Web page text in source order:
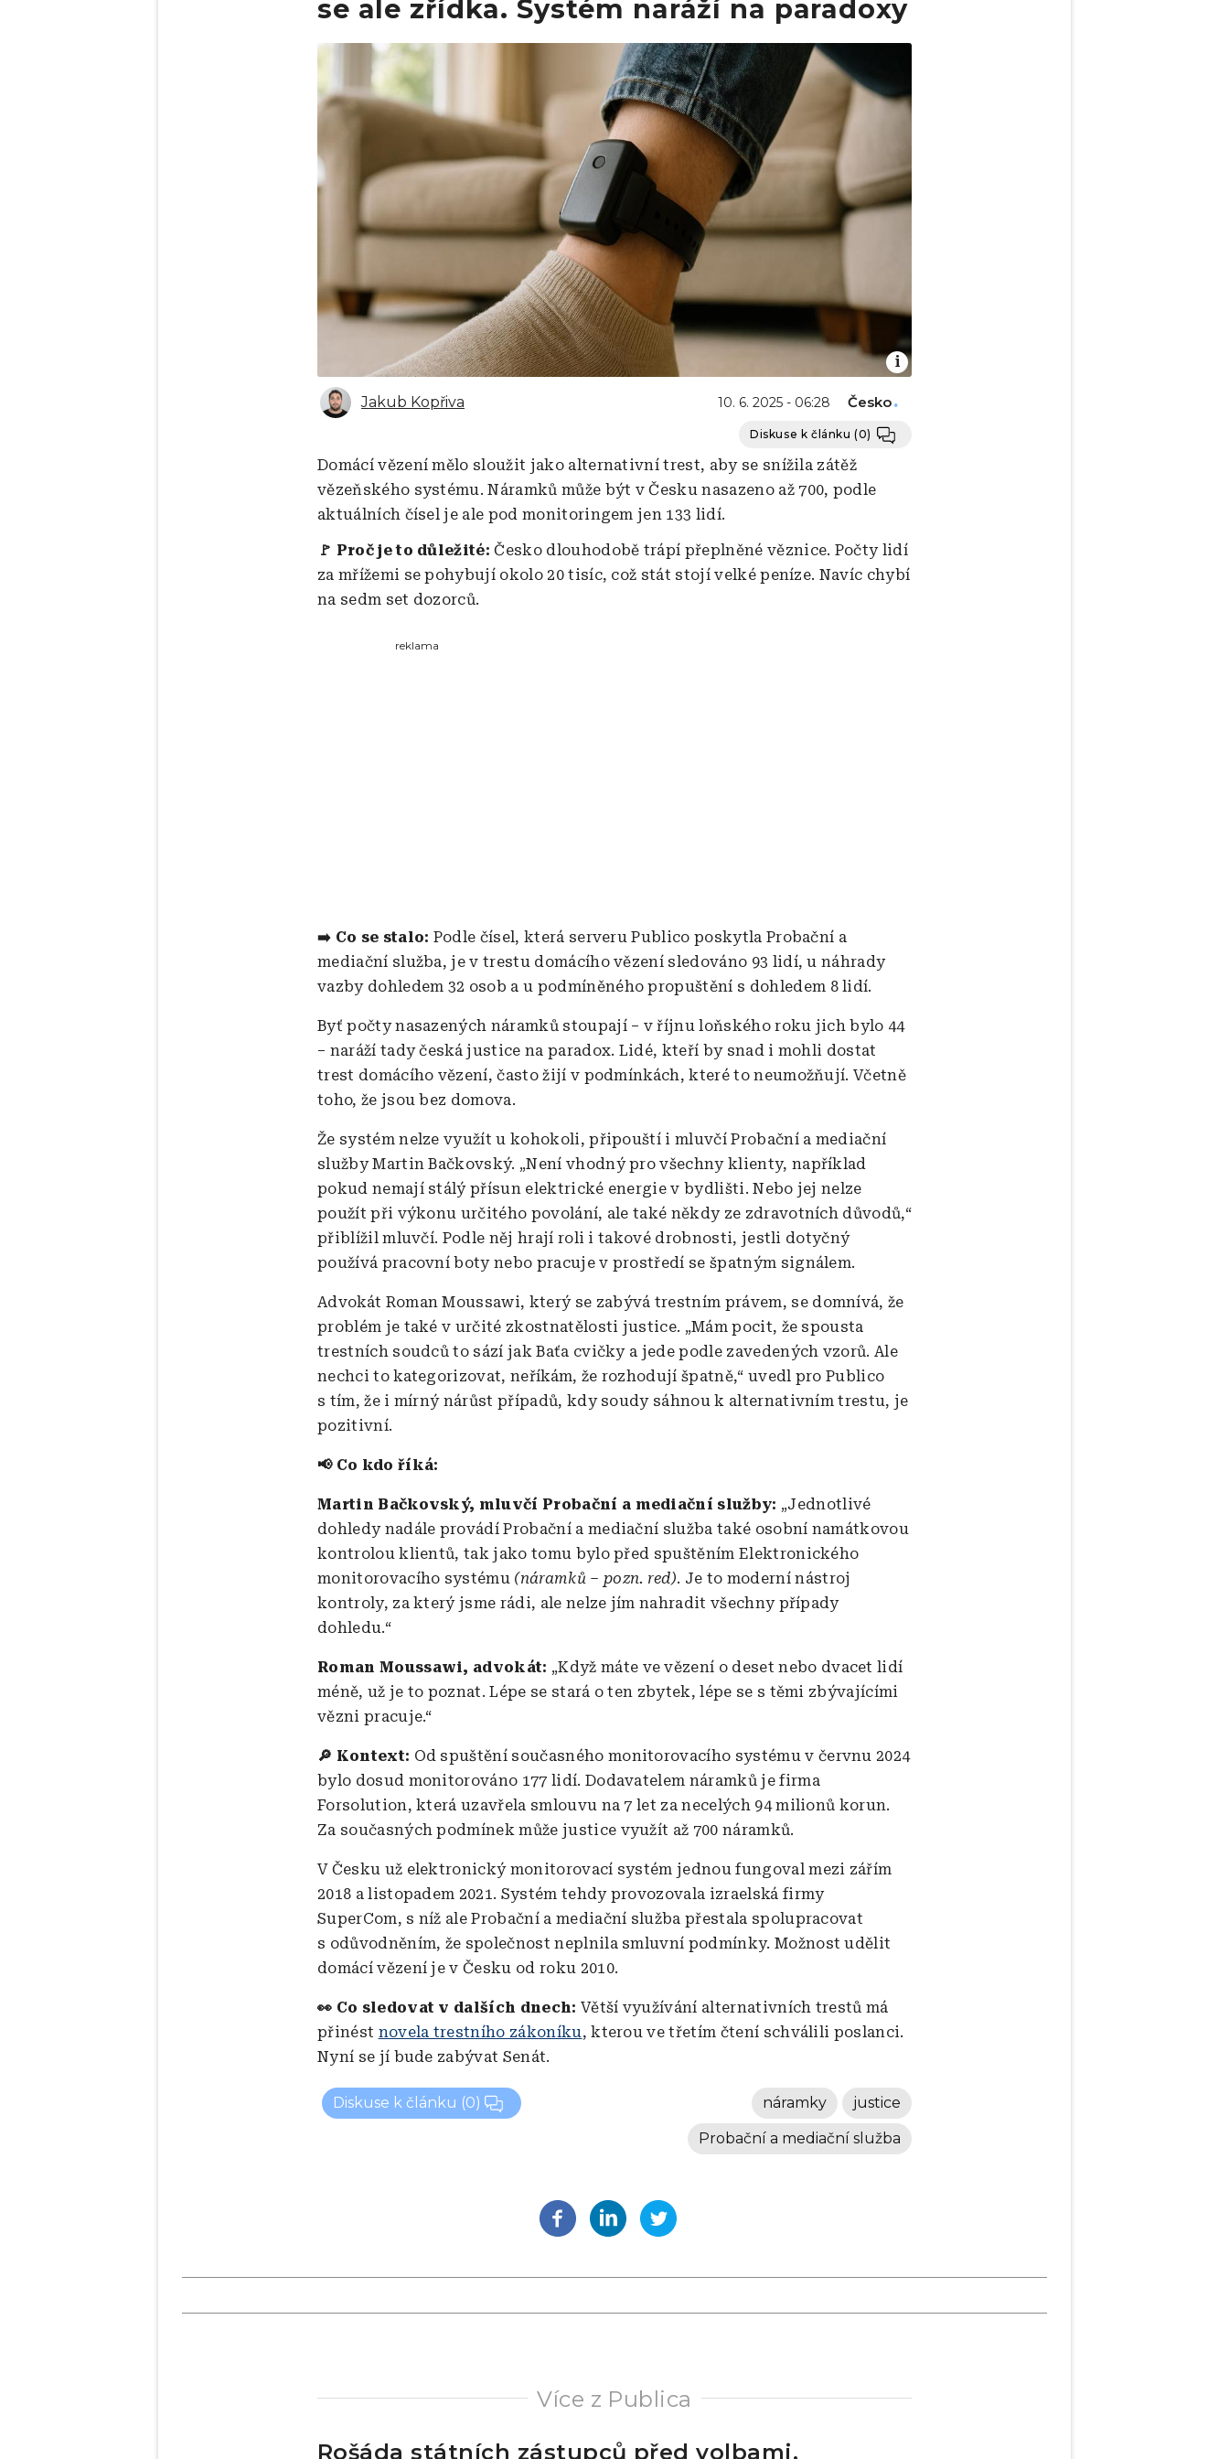
se ale zřídka. Systém naráží na paradoxy
Obrázek
Jakub Kopřiva 10. 6. 2025 - 06:28 Česko
Diskuse k článku(0)
Domácí vězení mělo sloužit jako alternativní trest, aby se snížila zátěž
vězeňského systému. Náramků může být v Česku nasazeno až 700, podle
aktuálních čísel je ale pod monitoringem jen 133 lidí.
🚩 Proč je to důležité:Česko dlouhodobě trápí přeplněné věznice. Počty lidí
za mřížemi se pohybují okolo 20 tisíc, což stát stojí velké peníze. Navíc chybí
na sedm set dozorců.
reklama
➡️ Co se stalo: Podle čísel, která serveru Publico poskytla Probační a
mediační služba, je v trestu domácího vězení sledováno 93 lidí, unáhrady
vazby dohledem 32 osob a u podmíněného propuštění s dohledem 8 lidí.
Byť počty nasazených náramků stoupají – v říjnu loňského roku jich bylo 44
– naráží tady česká justice na paradox. Lidé, kteří by snad i mohli dostat
trest domácího vězení, často žijí v podmínkách, které to neumožňují. Včetně
toho, že jsou bez domova.
Že systém nelze využít u kohokoli, připouští i mluvčí Probační a mediační
služby Martin Bačkovský. „Není vhodný pro všechny klienty, například
pokud nemají stálý přísun elektrické energie v bydlišti. Nebo jej nelze
použít při výkonu určitého povolání, ale také někdy ze zdravotních důvodů,“
přiblížil mluvčí. Podle něj hrají roli i takové drobnosti, jestli dotyčný
používá pracovní boty nebo pracuje v prostředí se špatným signálem.
Advokát Roman Moussawi, který se zabývá trestním právem, se domnívá, že
problém je také v určité zkostnatělosti justice. „Mám pocit, že spousta
trestních soudců to sází jak Baťa cvičky a jede podle zavedených vzorů. Ale
nechci to kategorizovat, neříkám, že rozhodují špatně,“ uvedl pro Publico
s tím, že i mírný nárůst případů, kdy soudy sáhnou k alternativním trestu, je
pozitivní.
📢 Co kdo říká:
Martin Bačkovský, mluvčí Probační a mediační služby: „Jednotlivé
dohledy nadále provádí Probační a mediační služba také osobní namátkovou
kontrolou klientů, tak jako tomu bylo před spuštěním Elektronického
monitorovacího systému (náramků – pozn. red). Je to moderní nástroj
kontroly, za který jsme rádi, ale nelze jím nahradit všechny případy
dohledu.“
Roman Moussawi, advokát: „Když máte ve vězení o deset nebo dvacet lidí
méně, už je to poznat. Lépe se stará o ten zbytek, lépe se s těmi zbývajícími
vězni pracuje.“
🔎 Kontext: Od spuštění současného monitorovacího systému v červnu 2024
bylo dosud monitorováno 177 lidí. Dodavatelem náramků je firma
Forsolution, která uzavřela smlouvu na 7 let za necelých 94 milionů korun.
Za současných podmínek může justice využít až 700 náramků.
V Česku už elektronický monitorovací systém jednou fungoval mezi zářím
2018 a listopadem 2021. Systém tehdy provozovala izraelská firmy
SuperCom, s níž ale Probační a mediační služba přestala spolupracovat
s odůvodněním, že společnost neplnila smluvní podmínky. Možnost udělit
domácí vězení je v Česku od roku 2010.
👀 Co sledovat v dalších dnech: Větší využívání alternativních trestů má
přinést novela trestního zákoníku, kterou ve třetím čtení schválili poslanci.
Nyní se jí bude zabývat Senát.
Diskuse k článku (0) justice
náramky
Probační a mediační služba
Více z Publica
Rošáda státních zástupců před volbami.